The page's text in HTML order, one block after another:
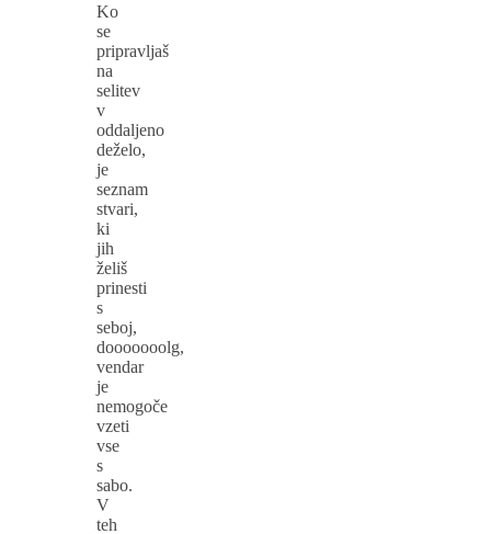
Ko
se
pripravljaš
na
selitev
v
oddaljeno
deželo,
je
seznam
stvari,
ki
jih
želiš
prinesti
s
seboj,
dooooooolg,
vendar
je
nemogoče
vzeti
vse
s
sabo.
V
teh